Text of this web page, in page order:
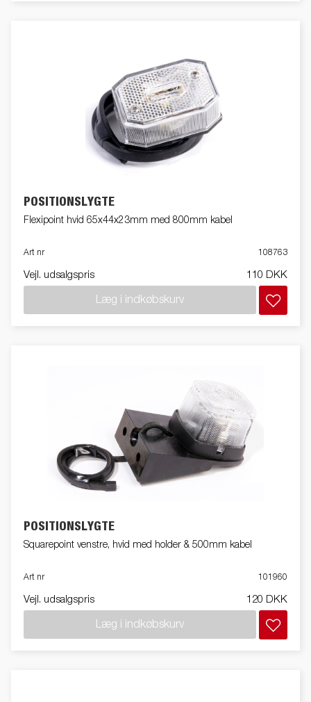
POSITIONSLYGTE
Flexipoint hvid 65x44x23mm med 800mm kabel
Art nr 108763
Vejl. udsalgspris 110 DKK
Læg i indkøbskurv
POSITIONSLYGTE
Squarepoint venstre, hvid med holder & 500mm kabel
Art nr 101960
Vejl. udsalgspris 120 DKK
Læg i indkøbskurv